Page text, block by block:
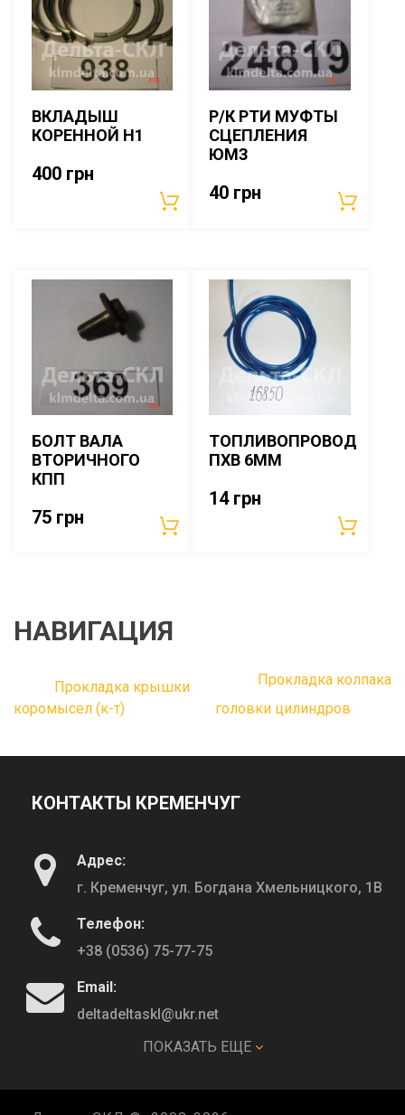
ВКЛАДЫШ
КОРЕННОЙ Н1
400 грн
Р/К РТИ МУФТЫ
СЦЕПЛЕНИЯ
ЮМЗ
40 грн
БОЛТ ВАЛА
ВТОРИЧНОГО
КПП
75 грн
ТОПЛИВОПРОВОД
ПХВ 6ММ
14 грн
НАВИГАЦИЯ
Прокладка крышки
коромысел (к-т)
Прокладка колпака
головки цилиндров
КОНТАКТЫ КРЕМЕНЧУГ
Адрес:
г. Кременчуг, ул. Богдана Хмельницкого, 1В
Телефон:
+38 (0536) 75-77-75
Email:
deltadeltaskl@ukr.net
ПОКАЗАТЬ ЕЩЕ